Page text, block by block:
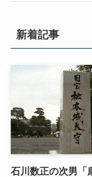
新着記事
石川数正の次男「